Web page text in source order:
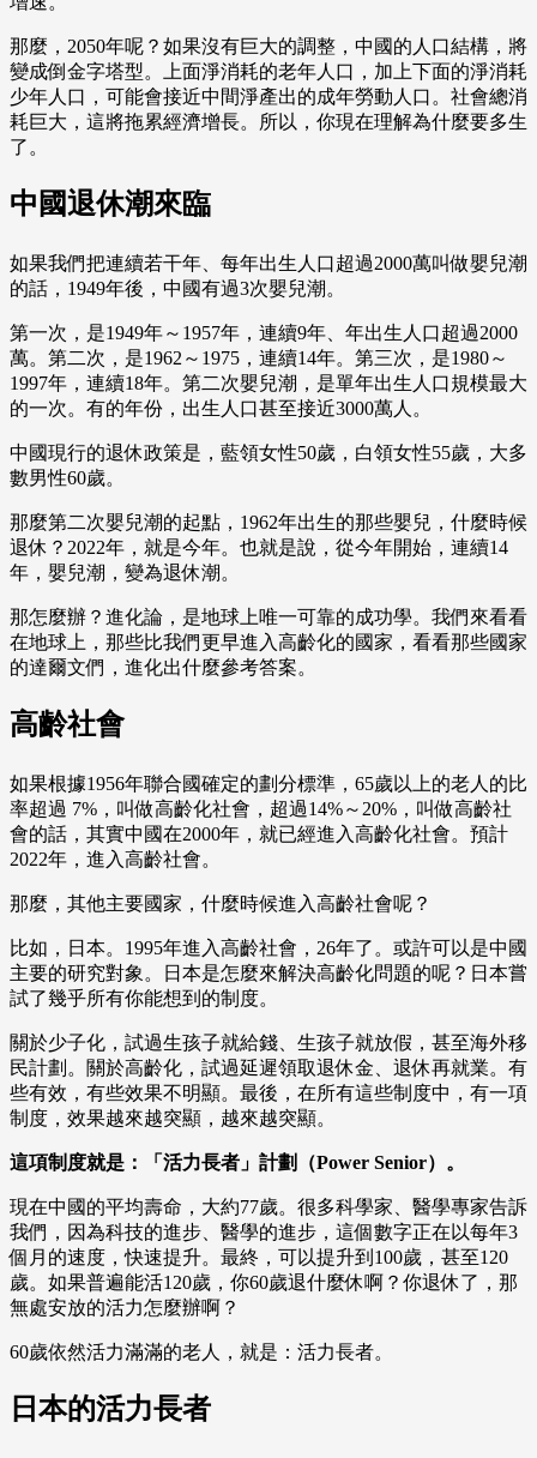
那麼，2050年呢？如果沒有巨大的調整，中國的人口結構，將
變成倒金字塔型。上面淨消耗的老年人口，加上下面的淨消耗
少年人口，可能會接近中間淨產出的成年勞動人口。社會總消
耗巨大，這將拖累經濟增長。所以，你現在理解為什麼要多生
了。
中國退休潮來臨
如果我們把連續若干年、每年出生人口超過2000萬叫做嬰兒潮
的話，1949年後，中國有過3次嬰兒潮。
第一次，是1949年～1957年，連續9年、年出生人口超過2000
萬。第二次，是1962～1975，連續14年。第三次，是1980～
1997年，連續18年。第二次嬰兒潮，是單年出生人口規模最大
的一次。有的年份，出生人口甚至接近3000萬人。
中國現行的退休政策是，藍領女性50歲，白領女性55歲，大多
數男性60歲。
那麼第二次嬰兒潮的起點，1962年出生的那些嬰兒，什麼時候
退休？2022年，就是今年。也就是說，從今年開始，連續14
年，嬰兒潮，變為退休潮。
那怎麼辦？進化論，是地球上唯一可靠的成功學。我們來看看
在地球上，那些比我們更早進入高齡化的國家，看看那些國家
的達爾文們，進化出什麼參考答案。
高齡社會
如果根據1956年聯合國確定的劃分標準，65歲以上的老人的比
率超過 7%，叫做高齡化社會，超過14%～20%，叫做高齡社
會的話，其實中國在2000年，就已經進入高齡化社會。預計
2022年，進入高齡社會。
那麼，其他主要國家，什麼時候進入高齡社會呢？
比如，日本。1995年進入高齡社會，26年了。或許可以是中國
主要的研究對象。日本是怎麼來解決高齡化問題的呢？日本嘗
試了幾乎所有你能想到的制度。
關於少子化，試過生孩子就給錢、生孩子就放假，甚至海外移
民計劃。關於高齡化，試過延遲領取退休金、退休再就業。有
些有效，有些效果不明顯。最後，在所有這些制度中，有一項
制度，效果越來越突顯，越來越突顯。
這項制度就是：「活力長者」計劃（Power Senior）。
現在中國的平均壽命，大約77歲。很多科學家、醫學專家告訴
我們，因為科技的進步、醫學的進步，這個數字正在以每年3
個月的速度，快速提升。最終，可以提升到100歲，甚至120
歲。如果普遍能活120歲，你60歲退什麼休啊？你退休了，那
無處安放的活力怎麼辦啊？
60歲依然活力滿滿的老人，就是：活力長者。
日本的活力長者